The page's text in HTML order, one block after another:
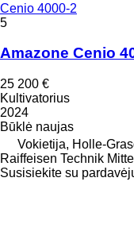
Cenio 4000-2
5
Amazone Cenio
25 200 €
Kultivatorius
2024
Būklė naujas
Vokietija, Holle-
Raiffeisen Technik
Susisiekite su